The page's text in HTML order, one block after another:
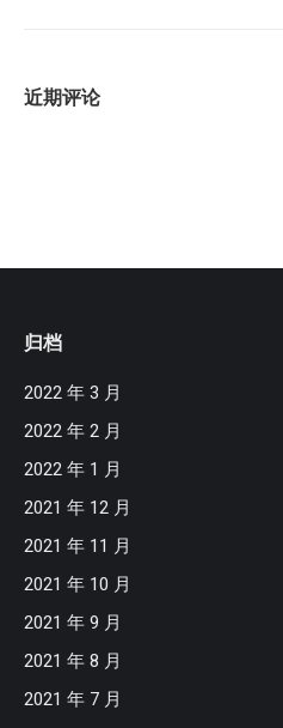
近期评论
归档
2022 年 3 月
2022 年 2 月
2022 年 1 月
2021 年 12 月
2021 年 11 月
2021 年 10 月
2021 年 9 月
2021 年 8 月
2021 年 7 月